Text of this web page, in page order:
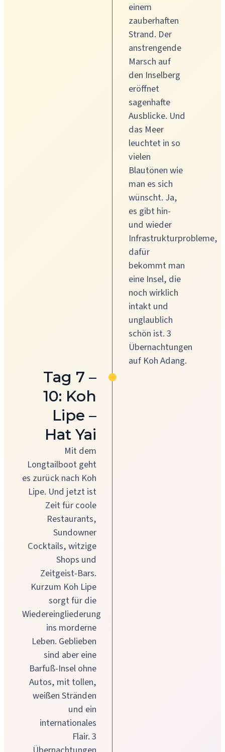
einem
zauberhaften
Strand. Der
anstrengende
Marsch auf
den Inselberg
eröffnet
sagenhafte
Ausblicke. Und
das Meer
leuchtet in so
vielen
Blautönen wie
man es sich
wünscht. Ja,
es gibt hin-
und wieder
Infrastrukturprobleme,
dafür
bekommt man
eine Insel, die
noch wirklich
intakt und
unglaublich
schön ist. 3
Übernachtungen
auf Koh Adang.
Tag 7 –
10: Koh
Lipe –
Hat Yai
Mit dem
Longtailboot geht
es zurück nach Koh
Lipe. Und jetzt ist
Zeit für coole
Restaurants,
Sundowner
Cocktails, witzige
Shops und
Zeitgeist-Bars.
Kurzum Koh Lipe
sorgt für die
Wiedereingliederung
ins morderne
Leben. Geblieben
sind aber eine
Barfuß-Insel ohne
Autos, mit tollen,
weißen Stränden
und ein
internationales
Flair. 3